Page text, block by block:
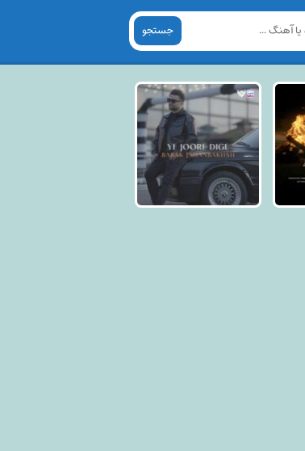
جستجو